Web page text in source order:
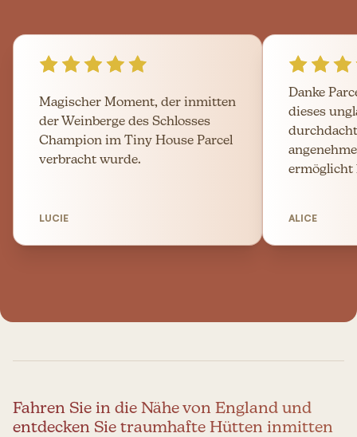
Magischer Moment, der inmitten
der Weinberge des Schlosses
Champion im Tiny House Parcel
verbracht wurde.
LUCIE
Danke
dieses
ermöglicht
ALICE
Fahren Sie in die Nähe von England und
entdecken Sie traumhafte Hütten inmitten